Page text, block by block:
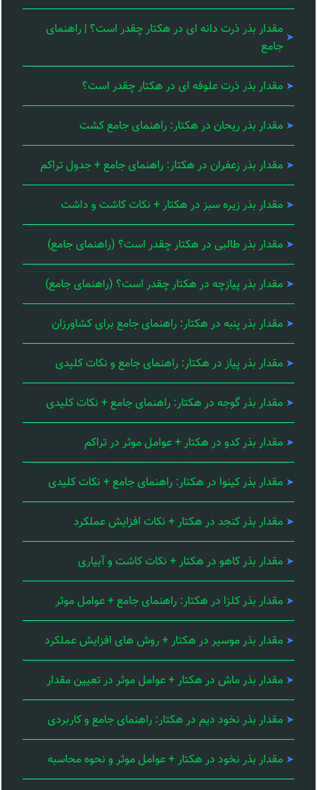
مقدار بذر ذرت دانه ای در هکتار چقدر است؟ | راهنمای
جامع
مقدار بذر ذرت علوفه ای در هکتار چقدر است؟
مقدار بذر ریحان در هکتار: راهنمای جامع کشت
مقدار بذر زعفران در هکتار: راهنمای جامع + جدول تراکم
مقدار بذر زیره سبز در هکتار + نکات کاشت و داشت
مقدار بذر طالبی در هکتار چقدر است؟ (راهنمای جامع)
مقدار بذر پیازچه در هکتار چقدر است؟ (راهنمای جامع)
مقدار بذر پنبه در هکتار: راهنمای جامع برای کشاورزان
مقدار بذر پیاز در هکتار: راهنمای جامع و نکات کلیدی
مقدار بذر گوجه در هکتار: راهنمای جامع + نکات کلیدی
مقدار بذر کدو در هکتار + عوامل موثر در تراکم
مقدار بذر کینوا در هکتار: راهنمای جامع + نکات کلیدی
مقدار بذر کنجد در هکتار + نکات افزایش عملکرد
مقدار بذر کاهو در هکتار + نکات کاشت و آبیاری
مقدار بذر کلزا در هکتار: راهنمای جامع + عوامل موثر
مقدار بذر موسیر در هکتار + روش های افزایش عملکرد
مقدار بذر ماش در هکتار + عوامل موثر در تعیین مقدار
مقدار بذر نخود دیم در هکتار: راهنمای جامع و کاربردی
مقدار بذر نخود در هکتار + عوامل موثر و نحوه محاسبه